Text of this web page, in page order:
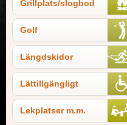
Grillplats/slogbod
Golf
Längdskidor
Lättillgängligt
Lekplatser m.m.